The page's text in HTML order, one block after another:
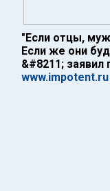
"Если отцы,
Если же они
&#8211; заявил
www.impotent.ru